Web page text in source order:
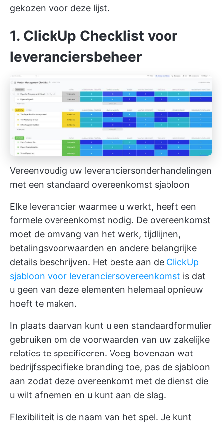
gekozen voor deze lijst.
1. ClickUp Checklist voor
leveranciersbeheer
Vereenvoudig uw leveranciersonderhandelingen
met een standaard overeenkomst sjabloon
Elke leverancier waarmee u werkt, heeft een
formele overeenkomst nodig. De overeenkomst
moet de omvang van het werk, tijdlijnen,
betalingsvoorwaarden en andere belangrijke
details beschrijven. Het beste aan de ClickUp
sjabloon voor leveranciersovereenkomst is dat
u geen van deze elementen helemaal opnieuw
hoeft te maken.
In plaats daarvan kunt u een standaardformulier
gebruiken om de voorwaarden van uw zakelijke
relaties te specificeren. Voeg bovenaan wat
bedrijfsspecifieke branding toe, pas de sjabloon
aan zodat deze overeenkomt met de dienst die
u wilt afnemen en u kunt aan de slag.
Flexibiliteit is de naam van het spel. Je kunt